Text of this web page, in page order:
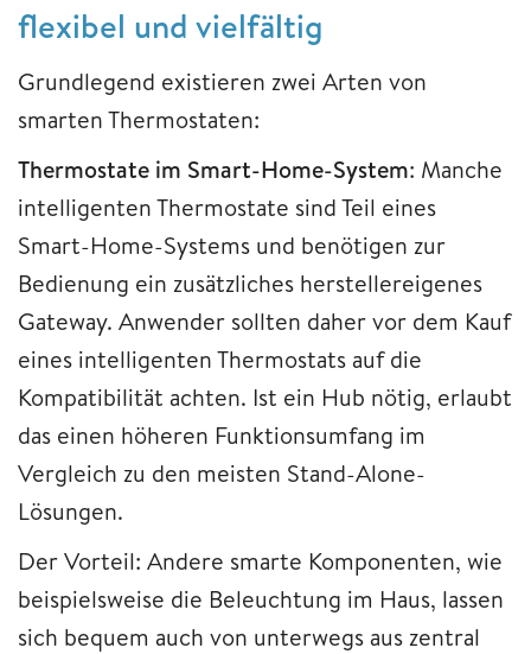
flexibel und vielfältig
Grundlegend existieren zwei Arten von
smarten Thermostaten:
Thermostate im Smart-Home-System: Manche
intelligenten Thermostate sind Teil eines
Smart-Home-Systems und benötigen zur
Bedienung ein zusätzliches herstellereigenes
Gateway. Anwender sollten daher vor dem Kauf
eines intelligenten Thermostats auf die
Kompatibilität achten. Ist ein Hub nötig, erlaubt
das einen höheren Funktionsumfang im
Vergleich zu den meisten Stand-Alone-
Lösungen.
Der Vorteil: Andere smarte Komponenten, wie
beispielsweise die Beleuchtung im Haus, lassen
sich bequem auch von unterwegs aus zentral